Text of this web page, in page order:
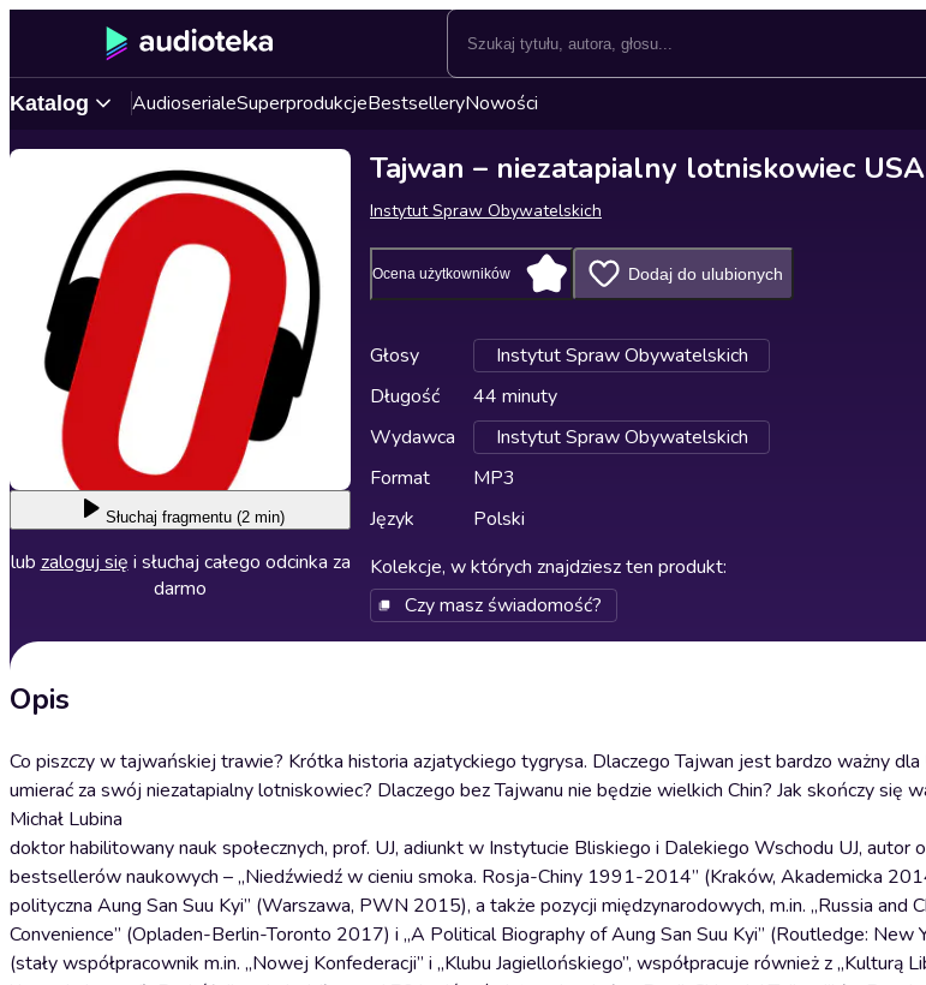
Katalog AudioserialeSuperprodukcjeBestselleryNowości
Słuchaj fragmentu (2 min)
lub zaloguj się i słuchaj całego odcinka za
darmo
Tajwan – niezatapialny lotniskowiec USA
Instytut Spraw Obywatelskich
Ocena użytkowników Dodaj do ulubionych
Głosy
Instytut Spraw Obywatelskich
Długość
44 minuty
Wydawca
Instytut Spraw Obywatelskich
Format
MP3
Język
Polski
Kolekcje, w których znajdziesz ten produkt:
Czy masz świadomość?
Opis
Co piszczy w tajwańskiej trawie? Krótka historia azjatyckiego tygrysa. Dlaczego Tajwan jest bardzo ważny
umierać za swój niezatapialny lotniskowiec? Dlaczego bez Tajwanu nie będzie wielkich Chin? Jak skończy się
Michał Lubina
doktor habilitowany nauk społecznych, prof. UJ, adiunkt w Instytucie Bliskiego i Dalekiego Wschodu UJ, autor
bestsellerów naukowych – „Niedźwiedź w cieniu smoka. Rosja-Chiny 1991-2014” (Kraków, Akademicka
polityczna Aung San Suu Kyi” (Warszawa, PWN 2015), a także pozycji międzynarodowych, m.in. „Russia and
Convenience” (Opladen-Berlin-Toronto 2017) i „A Political Biography of Aung San Suu Kyi” (Routledge:
(stały współpracownik m.in. „Nowej Konfederacji” i „Klubu Jagiellońskiego”, współpracuje również z „Kulturą